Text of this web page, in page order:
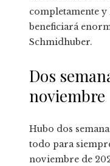
completamente y
beneficiará
Schmidhuber.
Dos
noviembre
Hubo dos
todo para
noviembre de